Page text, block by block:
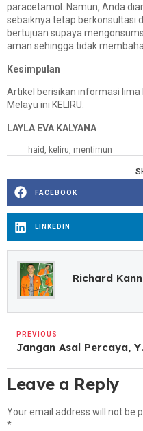
paracetamol. Namun, Anda
sebaiknya tetap berkonsultasi
bertujuan supaya
aman sehingga tidak
Kesimpulan
Artikel berisikan informasi
Melayu ini KELIRU.
LAYLA EVA KALYANA
haid , keliru, mentimun
FACEBOOK
LINKEDIN
Richard
PREVIOUS
Jangan
Leave a Reply
Your email address will not be
*